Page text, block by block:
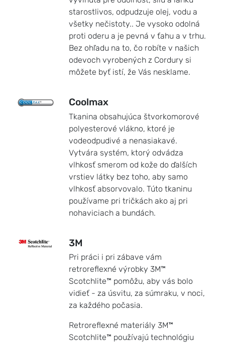
starostlivos, odpudzuje olej, vodu a
všetky nečistoty.. Je vysoko odolná
proti oderu a je pevná v ťahu a v trhu.
Bez ohľadu na to, čo robíte v našich
odevoch vyrobených z Cordury si
môžete byť istí, že Vás nesklame.
Coolmax
Tkanina obsahujúca štvorkomorové
polyesterové vlákno, ktoré je
vodeodpudivé a nenasiakavé.
Vytvára systém, ktorý odvádza
vlhkosť smerom od kože do ďalších
vrstiev látky bez toho, aby samo
vlhkosť absorvovalo. Túto tkaninu
používame pri tričkách ako aj pri
nohaviciach a bundách.
3M
Pri práci i pri zábave vám
retroreflexné výrobky 3M™
Scotchlite™ pomôžu, aby vás bolo
vidieť - za úsvitu, za súmraku, v noci,
za každého počasia.
Retroreflexné materiály 3M™
Scotchlite™ používajú technológiu